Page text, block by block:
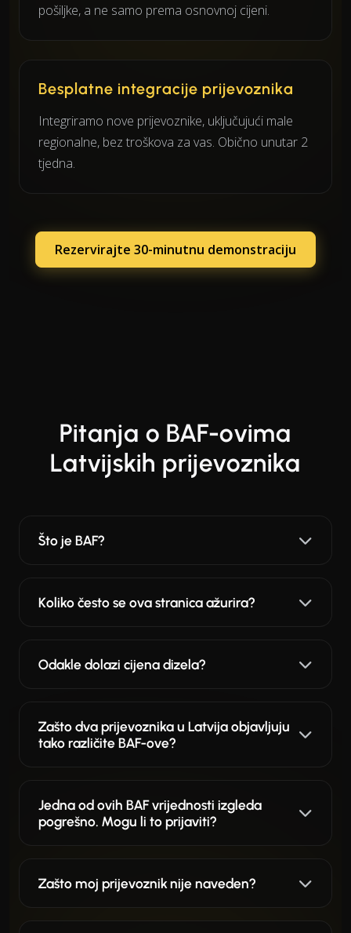
pošiljke, a ne samo prema osnovnoj cijeni.
Besplatne integracije prijevoznika
Integriramo nove prijevoznike, uključujući male
regionalne, bez troškova za vas. Obično unutar 2
tjedna.
Rezervirajte 30-minutnu demonstraciju
Pitanja o BAF-ovima
Latvijskih prijevoznika
Što je BAF?
Koliko često se ova stranica ažurira?
Odakle dolazi cijena dizela?
Zašto dva prijevoznika u Latvija objavljuju
tako različite BAF-ove?
Jedna od ovih BAF vrijednosti izgleda
pogrešno. Mogu li to prijaviti?
Zašto moj prijevoznik nije naveden?